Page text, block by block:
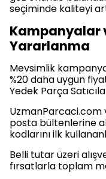
seçiminde kaliteyi
Kampanyalar
Yararlanma
Mevsimlik
%20 daha uygun
Yedek Parça
posta bültenlerine
kodlarını ilk
Belli tutar üzeri
fırsatlarla toplam